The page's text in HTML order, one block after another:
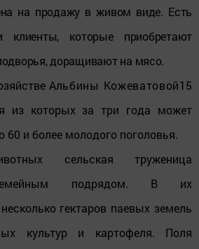
на продажу в живом виде. Есть
клиенты, которые приобретают
доращивают на мясо.
Альбины Кожеватовой15
из которых за три года может
60 и более молодого поголовья.
сельская труженица
семейным подрядом. В их
гектаров паевых земель
культур и картофеля. Поля